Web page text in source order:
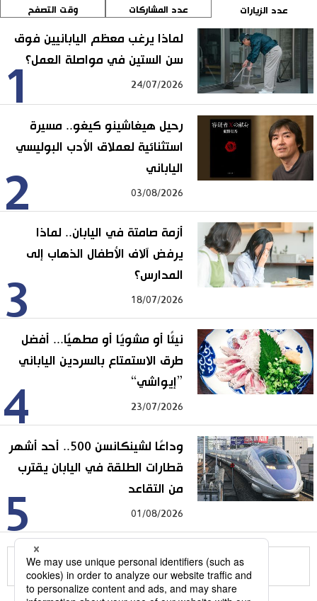
عدد الزيارات عدد المشاركات وقت التصفح
1
لماذا يرغب معظم اليابانيين فوق
سن الستين في مواصلة العمل؟
24/07/2026
2
رحيل هيغاشينو كيغو.. مسيرة
استثنائية لعملاق الأدب البوليسي
الياباني
03/08/2026
3
أزمة صامتة في اليابان.. لماذا
يرفض آلاف الأطفال الذهاب إلى
المدارس؟
18/07/2026
4
نيئًا أو مشويًا أو مطهيًا... أفضل
طرق الاستمتاع بالسردين الياباني
”إيواشي“
23/07/2026
5
وداعًا لشينكانسن 500.. أحد أشهر
قطارات الطلقة في اليابان يقترب
من التقاعد
01/08/2026
للمزيد